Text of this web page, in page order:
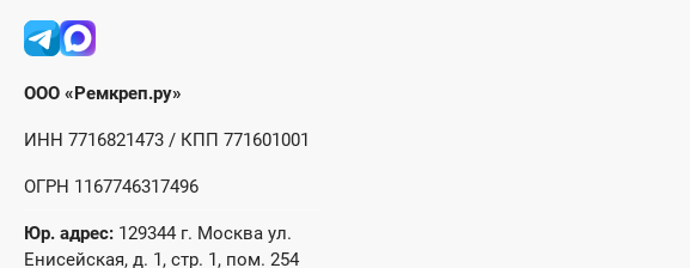
ООО «Ремкреп.ру»
ИНН 7716821473 / КПП 771601001
ОГРН 1167746317496
Юр. адрес: 129344 г. Москва ул.
Енисейская, д. 1, стр. 1, пом. 254